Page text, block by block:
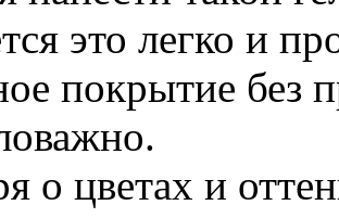
это легко и
покрытие без
о цветах и